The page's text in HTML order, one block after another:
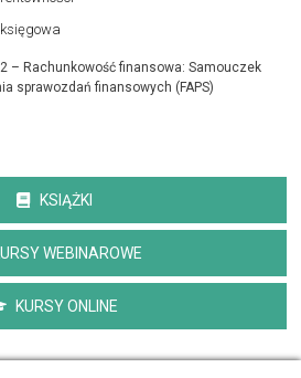
– Rachunkowość finansowa: Samouczek
sprawozdań finansowych (FAPS)
KSIĄŻKI
WEBINAROWE
KURSY ONLINE